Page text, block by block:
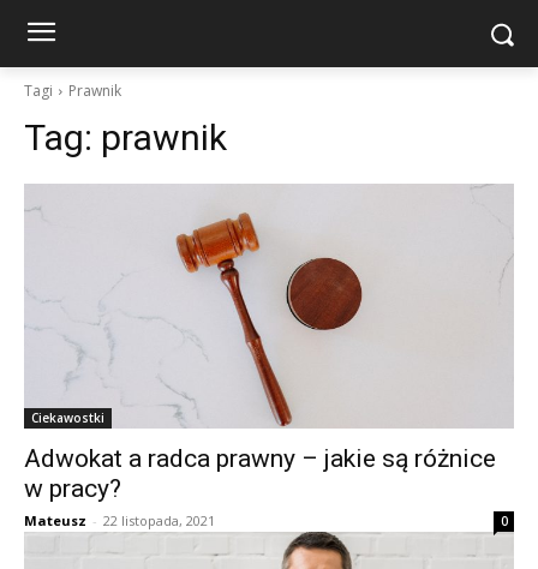
Tagi Prawnik
Tag: prawnik
Ciekawostki
Adwokat a radca prawny – jakie są różnice
w pracy?
Mateusz - 22 listopada, 2021 0